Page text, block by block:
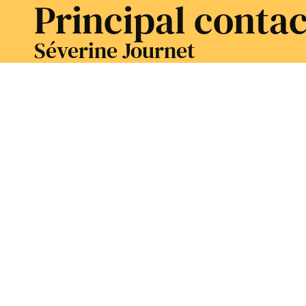
Principal
Séverine Journet